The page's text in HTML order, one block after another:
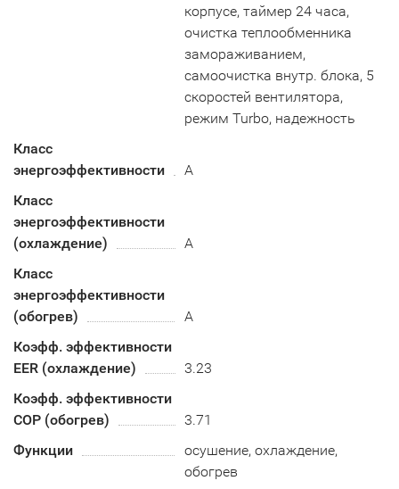
корпусе, таймер 24 часа,
очистка теплообменника
замораживанием,
самоочистка внутр. блока, 5
скоростей вентилятора,
режим Turbo, надежность
Класс
энергоэффективности
A
Класс
энергоэффективности
(охлаждение)
А
Класс
энергоэффективности
(обогрев)
A
Коэфф. эффективности
EER (охлаждение)
3.23
Коэфф. эффективности
COP (обогрев)
3.71
Функции
осушение, охлаждение,
обогрев